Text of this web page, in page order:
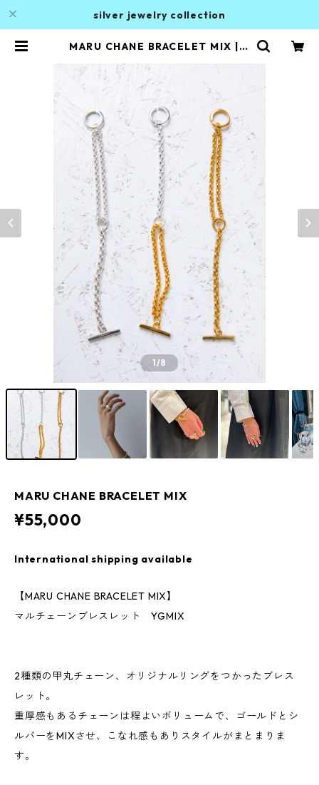
silver jewelry collection
MARU CHANE BRACELET MIX | A
1/8
MARU CHANE BRACELET MIX
¥55,000
International shipping available
【MARU CHANE BRACELET MIX】
マルチェーンブレスレット YGMIX
2種類の甲丸チェーン、オリジナルリングをつかったブレス
レット。
重厚感もあるチェーンは程よいボリュームで、ゴールドとシ
ルバーをMIXさせ、こなれ感もありスタイルがまとまりま
す。